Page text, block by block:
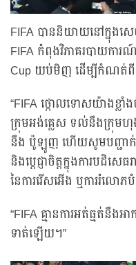
FIFA បាននិយាយនៅក្នុងសេ
FIFA កំពុងវិភាគរបាយការណ៍
Cup យប់មិញ ដើម្បីកំណត់
“FIFA ថ្កោលទោសយ៉ាងខ្លាំង
ក្រុមអង់គ្លេស ទល់នឹងក្រុមហុ
នឹង ប៉ូឡូញ ហើយសូមបញ្ជាក់
និងប្តេជ្ញាចិត្តក្នុងការបដិ
នៃការរើសអើង ឬការរំល
“FIFA គ្មានការអត់ធ្មត់នឹងអ
ទាត់ឡើយ។”